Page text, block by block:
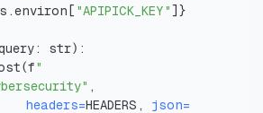
[ "APIPICK_KEY" ] }
str)
(f"
headers=HEADERS, json=